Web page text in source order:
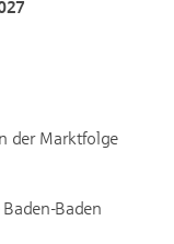
Marktfolge
Baden